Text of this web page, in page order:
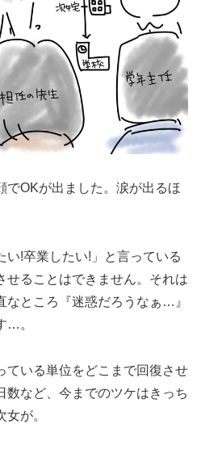
でOKが出ました。涙が出るほ
い!卒業したい!」と言っている
せることはできません。それは
なところ『迷惑だろうなぁ…』
…。
ている単位をどこまで回復させ
数など、今までのツケはきっち
が。